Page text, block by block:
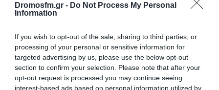
Dromosfm.gr - Do Not Process My Personal
Information
If you wish to opt-out of the sale, sharing to third parties, or
processing of your personal or sensitive information for
targeted advertising by us, please use the below opt-out
section to confirm your selection. Please note that after your
opt-out request is processed you may continue seeing
interest-based ads based on personal information utilized by
Παρακαλώ Περιμένετε...
ΛΟΓΑΡΙΑΣΜΟΣ - ΛΙΟΛΙΟΥ ΚΑΤΕΡΙΝΑ